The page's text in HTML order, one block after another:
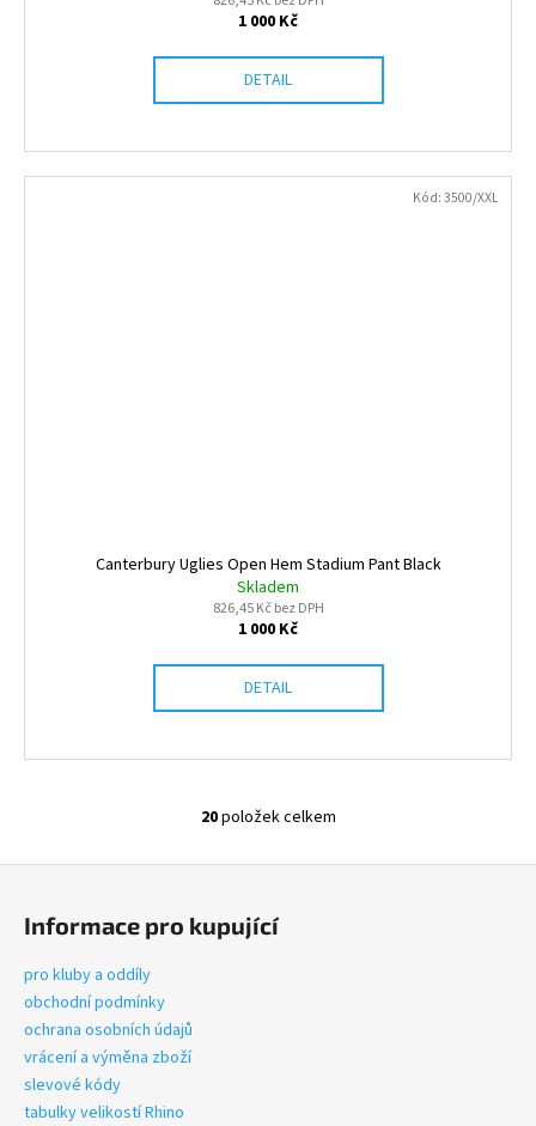
1 000 Kč
DETAIL
Canterbury Uglies Open Hem Stadium Pant Black
Skladem
826,45 Kč bez DPH
1 000 Kč
DETAIL
Kód:3500/XXL
O
d
20položek celkem
Informace pro kupující
pro kluby a oddíly
obchodní podmínky
ochrana osobních údajů
vrácení a výměna zboží
slevové kódy
tabulky velikostí Rhino